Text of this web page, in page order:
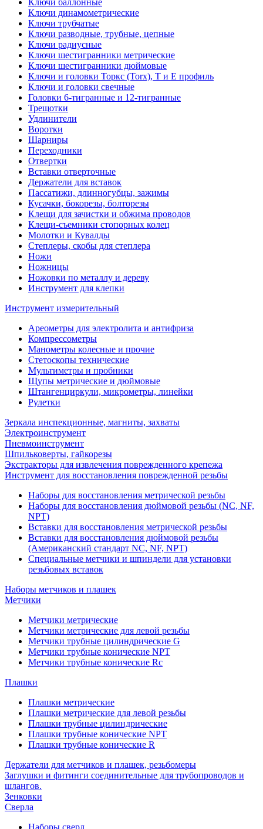
Ключи баллонные
Ключи динамометрические
Ключи трубчатые
Ключи разводные, трубные, цепные
Ключи радиусные
Ключи шестигранники метрические
Ключи шестигранники дюймовые
Ключи и головки Торкс (Torx), Т и Е профиль
Ключи и головки свечные
Головки 6-тигранные и 12-тигранные
Трещотки
Удлинители
Воротки
Шарниры
Переходники
Отвертки
Вставки отверточные
Держатели для вставок
Пассатижи, длинногубцы, зажимы
Кусачки, бокорезы, болторезы
Клещи для зачистки и обжима проводов
Клещи-съемники стопорных колец
Молотки и Кувалды
Степлеры, скобы для степлера
Ножи
Ножницы
Ножовки по металлу и дереву
Инструмент для клепки
Инструмент измерительный
Ареометры для электролита и антифриза
Компрессометры
Манометры колесные и прочие
Стетоскопы технические
Мультиметры и пробники
Щупы метрические и дюймовые
Штангенциркули, микрометры, линейки
Рулетки
Зеркала инспекционные, магниты, захваты
Электроинструмент
Пневмоинструмент
Шпильковерты, гайкорезы
Экстракторы для извлечения поврежденного крепежа
Инструмент для восстановления поврежденной резьбы
Наборы для восстановления метрической резьбы
Наборы для восстановления дюймовой резьбы (NC, NF,
NPT)
Вставки для восстановления метрической резьбы
Вставки для восстановления дюймовой резьбы
(Американский стандарт NC, NF, NPT)
Специальные метчики и шпиндели для установки
резьбовых вставок
Наборы метчиков и плашек
Метчики
Метчики метрические
Метчики метрические для левой резьбы
Метчики трубные цилиндрические G
Метчики трубные конические NPT
Метчики трубные конические Rc
Плашки
Плашки метрические
Плашки метрические для левой резьбы
Плашки трубные цилиндрические
Плашки трубные конические NPT
Плашки трубные конические R
Держатели для метчиков и плашек, резьбомеры
Заглушки и фитинги соединительные для трубопроводов и
шлангов.
Зенковки
Сверла